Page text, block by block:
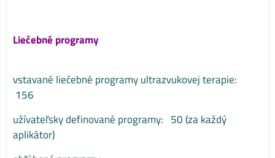
Liečebné programy
vstavané liečebné programy ultrazvukovej terapie:
156
užívateľsky definované programy: 50 (za každý
aplikátor)